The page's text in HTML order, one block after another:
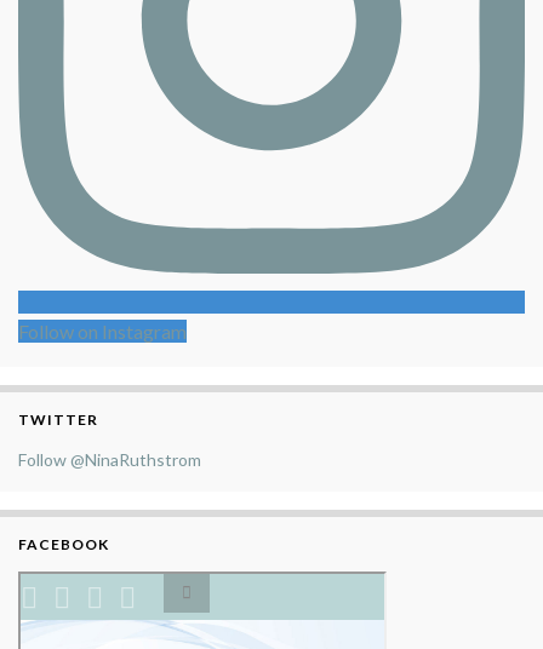
Follow on Instagram
TWITTER
Follow @NinaRuthstrom
FACEBOOK